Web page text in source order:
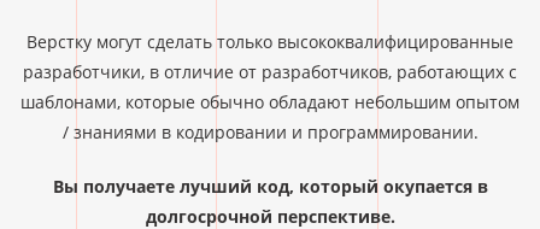
Верстку могут сделать только высококвалифицированные
разработчики, в отличие от разработчиков, работающих с
шаблонами, которые обычно обладают небольшим опытом
/ знаниями в кодировании и программировании.
Вы получаете лучший код, который окупается в
долгосрочной перспективе.